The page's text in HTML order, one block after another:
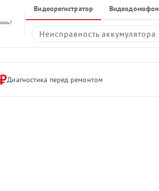
Видеорегистратор Видеодомофон
Неисправность аккумулятора
Диагностика перед ремонтом